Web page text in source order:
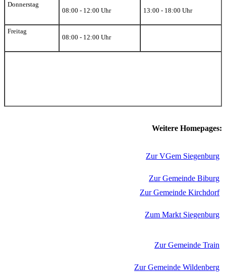
Donnerstag
08:00 - 12:00 Uhr
13:00 - 18:00 Uhr
Freitag
08:00 - 12:00 Uhr
Weitere Homepages:
Zur VGem Siegenburg
Zur Gemeinde Biburg
Zur Gemeinde Kirchdorf
Zum Markt Siegenburg
Zur Gemeinde Train
Zur Gemeinde Wildenberg